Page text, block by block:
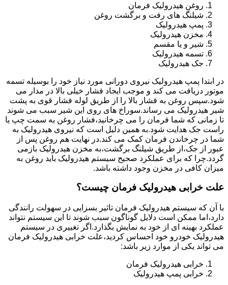
روغن هیدرولیک فرمان
شیلنگ های رفت و برگشت روغن
پمپ هیدرولیک
مخزن هیدرولیک
شیر و یا مقسم
تسمه هیدرولیک
جک هیدرولیک
در ابتدا پمپ هیدرولیک نیروی دورانی مورد نیاز خود را بوسیله تسمه
موتور دریافت می کند و موجب ایجاد فشار خیلی بالا در مدار می
شود.سپس روغن به فشار بالا را از طریق لوله فشار قوی به پشت
شیر هیدرولیک می رساند.سوراخ های روی این شیر سبب می شوند
تا زمانی که شما فرمان را می چرخانید،فشار روغن به سمت چپ یا
راست جک هدایت شود.به همین دلیل است که نیروی هیدرولیک به
شما در چرخاندن فرمان کمک می کند.در نهایت هم روغن پس از
عبور از جک،از طریق شیلنگ برگشت،به مخزن هیدرولیک بازمی
گردد.چرا که برای عملکرد صحیح سیستم هیدرولیک باید روغن به
میزان کافی در مخزن وجود داشته باشد.
علت خرابی هیدرولیک فرمان چیست؟
با آن که سیستم هیدرولیک فرمان تاثیر بسزایی در سهولت رانندگی
دارد،اما ممکن است دلایل گوناگون سبب شوند تا این سیستم نتواند
عملکرد بهینه ای از خود به نمایش بگذارد.اگر تغییری در سیستم
هیدرولیک خودرو خود احساس کردید،علت خرابی هیدرولیک فرمان
می تواند یکی از موارد زیر باشد:
خرابی هیدرولیک فرمان
خرابی پمپ هیدرولیک